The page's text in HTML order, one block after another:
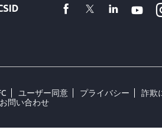
facebook
TwitterLinkedin
ユーザー同意 プライバシー
詐欺
問い合わせ